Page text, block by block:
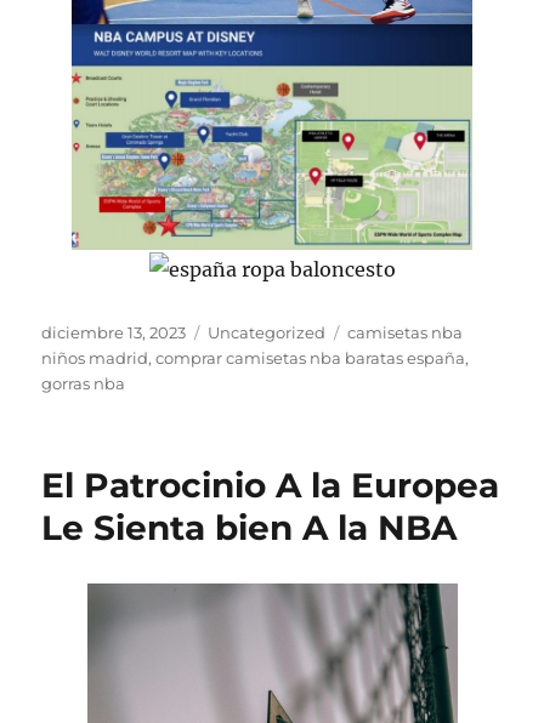
Publicado
el
diciembre 13, 2023 Categorías
Uncategorized Etiquetas
camisetas nba
niños madrid,comprar camisetas nba baratas españa,
gorras nba
El Patrocinio A la Europea
Le Sienta bien A la NBA